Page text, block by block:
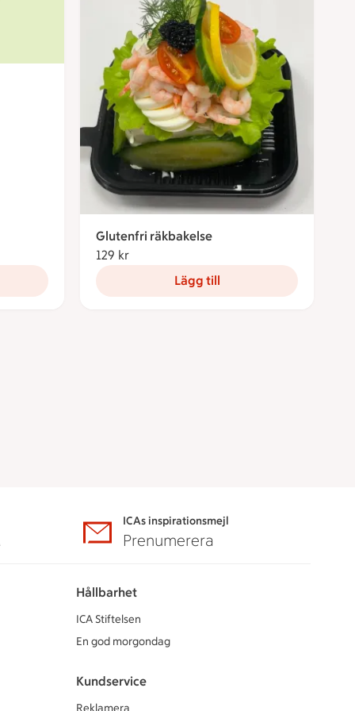
Glutenfri räkbakelse
129 kr
Lägg till
ICAs inspirationsmejl
Prenumerera
Hållbarhet
ICA Stiftelsen
En god morgondag
Kundservice
Reklamera